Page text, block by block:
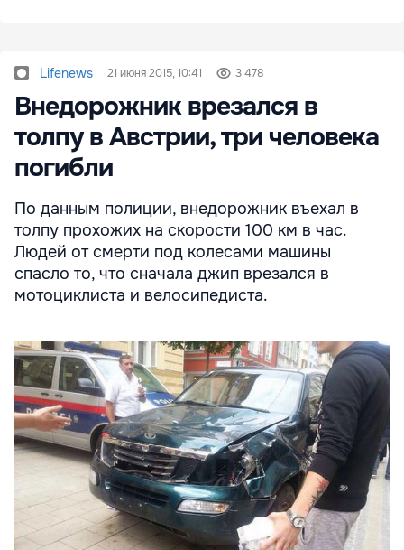
Lifenews 21 июня 2015, 10:41 3 478
Внедорожник врезался в
толпу в Австрии, три человека
погибли
По данным полиции, внедорожник въехал в
толпу прохожих на скорости 100 км в час.
Людей от смерти под колесами машины
спасло то, что сначала джип врезался в
мотоциклиста и велосипедиста.